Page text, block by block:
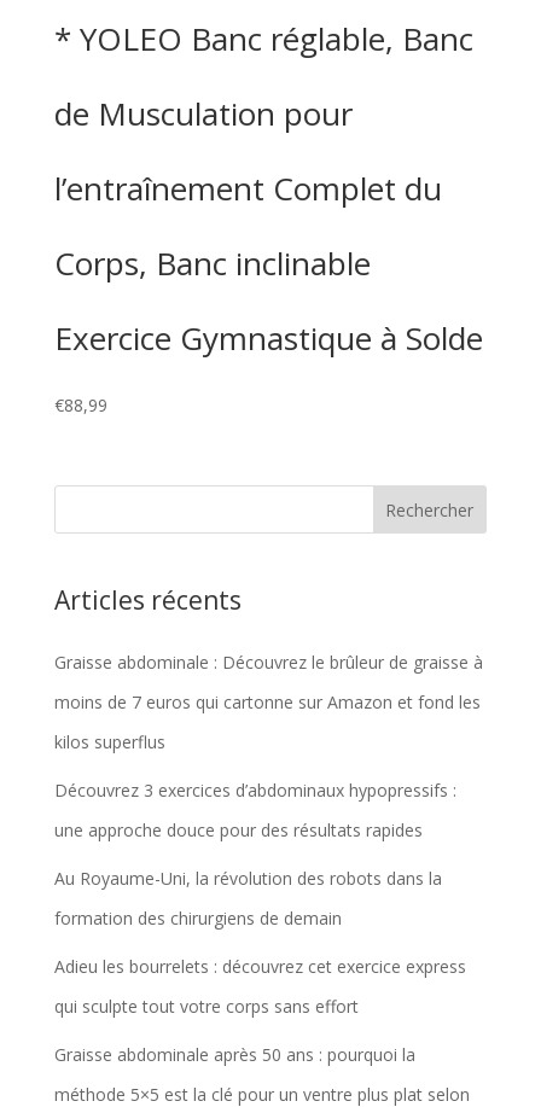
* YOLEO Banc réglable, Banc
de Musculation pour
l’entraînement Complet du
Corps, Banc inclinable
Exercice Gymnastique à Solde
€88,99
Articles récents
Graisse abdominale : Découvrez le brûleur de graisse à
moins de 7 euros qui cartonne sur Amazon et fond les
kilos superflus
Découvrez 3 exercices d’abdominaux hypopressifs :
une approche douce pour des résultats rapides
Au Royaume-Uni, la révolution des robots dans la
formation des chirurgiens de demain
Adieu les bourrelets : découvrez cet exercice express
qui sculpte tout votre corps sans effort
Graisse abdominale après 50 ans : pourquoi la
méthode 5×5 est la clé pour un ventre plus plat selon